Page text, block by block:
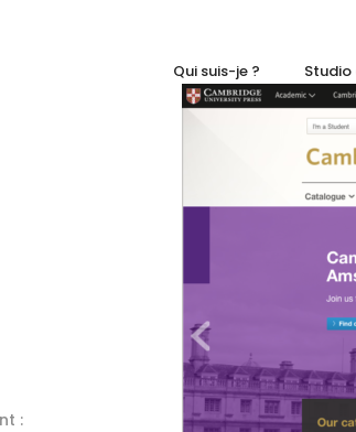
Qui suis-je ?
: